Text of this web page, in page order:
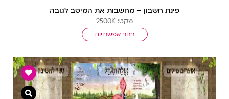
פינת חשבון – מחשבות את המיטב לגובה
מקט: 2500K
בחר אפשרויות
צפייה